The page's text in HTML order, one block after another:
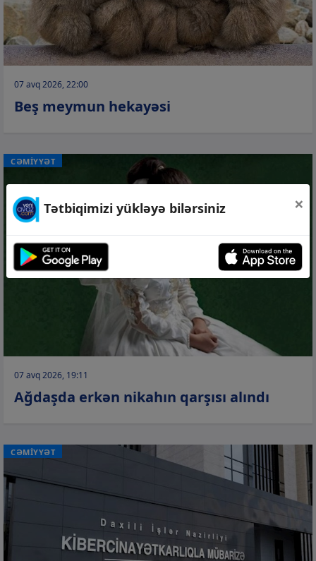
07 avq 2026, 22:00
Beş meymun hekayəsi
CƏMİYYƏT
07 avq 2026, 19:11
Ağdaşda erkən nikahın qarşısı alındı
CƏMİYYƏT
Tətbiqimizi yükləyə bilərsiniz ×